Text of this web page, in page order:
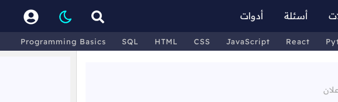
أسئلة أدوات
Programming Basics SQL HTML CSS JavaScript React